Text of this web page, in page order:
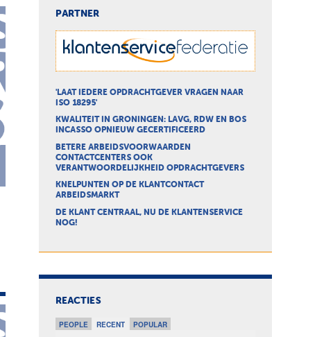
PARTNER
'LAAT IEDERE OPDRACHTGEVER VRAGEN NAAR
ISO 18295'
KWALITEIT IN GRONINGEN: LAVG, RDW EN BOS
INCASSO OPNIEUW GECERTIFICEERD
BETERE ARBEIDSVOORWAARDEN
CONTACTCENTERS OOK
VERANTWOORDELIJKHEID OPDRACHTGEVERS
KNELPUNTEN OP DE KLANTCONTACT
ARBEIDSMARKT
DE KLANT CENTRAAL, NU DE KLANTENSERVICE
NOG!
REACTIES
PEOPLE RECENT POPULAR